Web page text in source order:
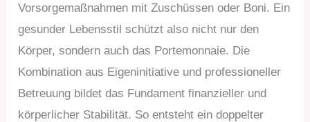
Vorsorgemaßnahmen mit Zuschüssen oder Boni. Ein
gesunder Lebensstil schützt also nicht nur den
Körper, sondern auch das Portemonnaie. Die
Kombination aus Eigeninitiative und professioneller
Betreuung bildet das Fundament finanzieller und
körperlicher Stabilität. So entsteht ein doppelter